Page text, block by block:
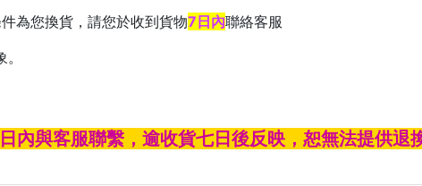
為您換貨，請您於收到貨物7日內聯絡客服
內與客服聯繫，逾收貨七日後反映，恕無法提供退